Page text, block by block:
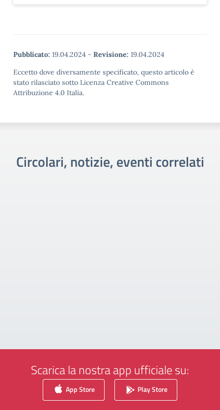
Pubblicato: 19.04.2024 - Revisione: 19.04.2024
Eccetto dove diversamente specificato, questo articolo è
stato rilasciato sotto Licenza Creative Commons
Attribuzione 4.0 Italia.
Circolari, notizie, eventi correlati
Scarica la nostra app ufficiale su:
App Store Play Store